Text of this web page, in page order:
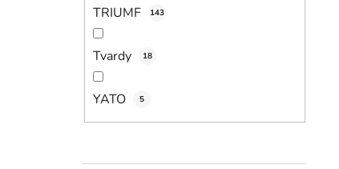
TRIUMF 143
Tvardy 18
YATO 5